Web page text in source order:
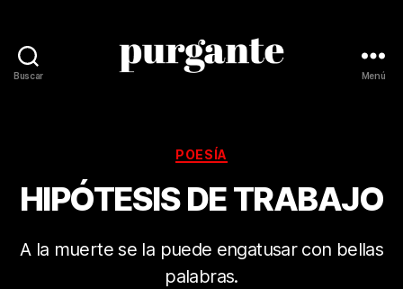
Buscar Menú
Categorías
POESÍA
HIPÓTESIS DE TRABAJO
A la muerte se la puede engatusar con bellas
palabras.